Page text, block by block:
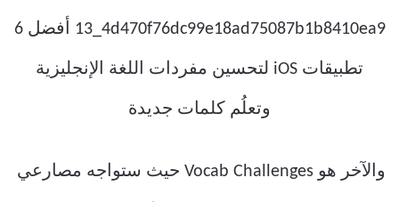
والآخر هو Vocab Challenges حيث ستواجه مصارعي